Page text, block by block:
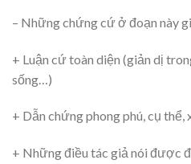
– Những chứng cứ ở đoạn này
+ Luận cứ toàn diện (giản dị
sống…)
+ Dẫn chứng phong phú, cụ thể,
+ Những điều tác giả nói được